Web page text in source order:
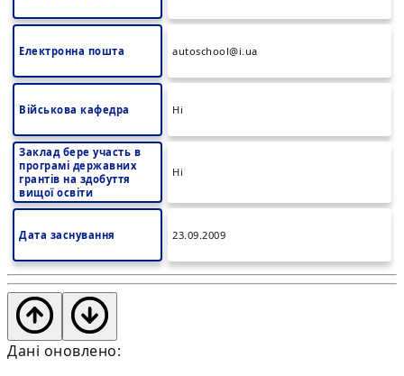
Електронна пошта autoschool@i.ua
Військова кафедра Ні
Заклад бере участь в
програмі державних
грантів на здобуття
вищої освіти
Ні
Дата заснування 23.09.2009
Дані оновлено: